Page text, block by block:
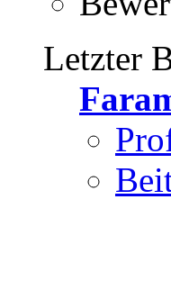
Letzter